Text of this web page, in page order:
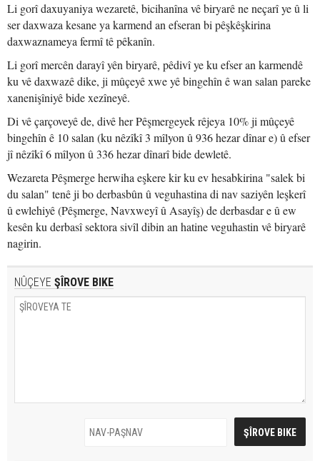
Li gorî daxuyaniya wezaretê, bicihanîna vê biryarê ne neçarî ye û li
ser daxwaza kesane ya karmend an efseran bi pêşkêşkirina
daxwaznameya fermî tê pêkanîn.
Li gorî mercên darayî yên biryarê, pêdivî ye ku efser an karmendê
ku vê daxwazê dike, ji mûçeyê xwe yê bingehîn ê wan salan pareke
xanenişîniyê bide xezîneyê.
Di vê çarçoveyê de, divê her Pêşmergeyek rêjeya 10% ji mûçeyê
bingehîn ê 10 salan (ku nêzîkî 3 mîlyon û 936 hezar dînar e) û efser
jî nêzîkî 6 mîlyon û 336 hezar dînarî bide dewletê.
Wezareta Pêşmerge herwiha eşkere kir ku ev hesabkirina "salek bi
du salan" tenê ji bo derbasbûn û veguhastina di nav saziyên leşkerî
û ewlehiyê (Pêşmerge, Navxweyî û Asayîş) de derbasdar e û ew
kesên ku derbasî sektora sivîl dibin an hatine veguhastin vê biryarê
nagirin.
NÛÇEYE ŞÎROVE BIKE